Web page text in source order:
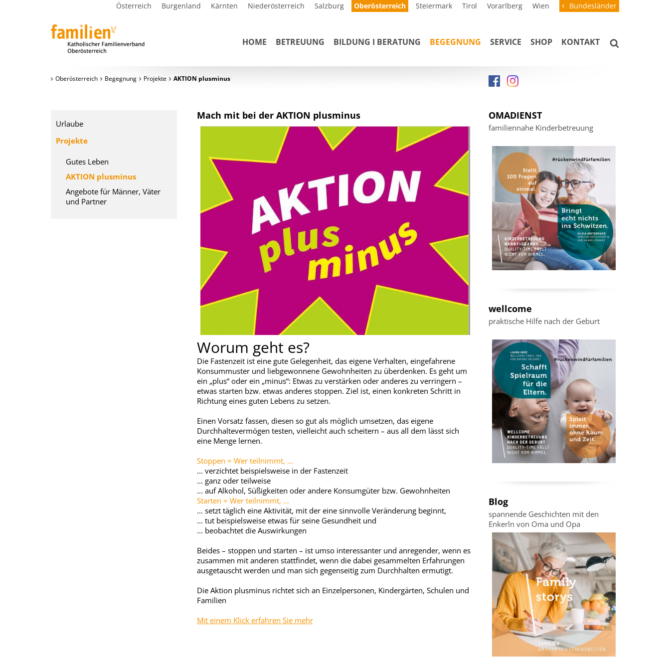
Österreich Burgenland Kärnten Niederösterreich Salzburg Oberösterreich Steiermark Tirol Vorarlberg Wien Bundesländer
HOME BETREUUNG BILDUNG I BERATUNG BEGEGNUNG SERVICE SHOP KONTAKT
Oberösterreich Begegnung Projekte AKTION plusminus
Mach mit bei der AKTION plusminus
Worum geht es?
Die Fastenzeit ist eine gute Gelegenheit, das eigene Verhalten, eingefahrene
Konsummuster und liebgewonnene Gewohnheiten zu überdenken. Es geht um
ein „plus“ oder ein „minus“: Etwas zu verstärken oder anderes zu verringern –
etwas starten bzw. etwas anderes stoppen. Ziel ist, einen konkreten Schritt in
Richtung eines guten Lebens zu setzen.
Einen Vorsatz fassen, diesen so gut als möglich umsetzen, das eigene
Durchhaltevermögen testen, vielleicht auch scheitern – aus all dem lässt sich
eine Menge lernen.
Stoppen = Wer teilnimmt, ...
... verzichtet beispielsweise in der Fastenzeit
... ganz oder teilweise
... auf Alkohol, Süßigkeiten oder andere Konsumgüter bzw. Gewohnheiten
Starten = Wer teilnimmt, ...
... setzt täglich eine Aktivität, mit der eine sinnvolle Veränderung beginnt,
... tut beispielsweise etwas für seine Gesundheit und
... beobachtet die Auswirkungen
Beides – stoppen und starten – ist umso interessanter und anregender, wenn es
zusammen mit anderen stattfindet, wenn die dabei gesammelten Erfahrungen
ausgetauscht werden und man sich gegenseitig zum Durchhalten ermutigt.
Die Aktion plusminus richtet sich an Einzelpersonen, Kindergärten, Schulen und
Familien
Mit einem Klick erfahren Sie mehr
Urlaube
Projekte
Gutes Leben
AKTION plusminus
Angebote für Männer, Väter
und Partner
OMADIENST
familiennahe Kinderbetreuung
wellcome
praktische Hilfe nach der Geburt
Blog
spannende Geschichten mit den
Enkerln von Oma und Opa